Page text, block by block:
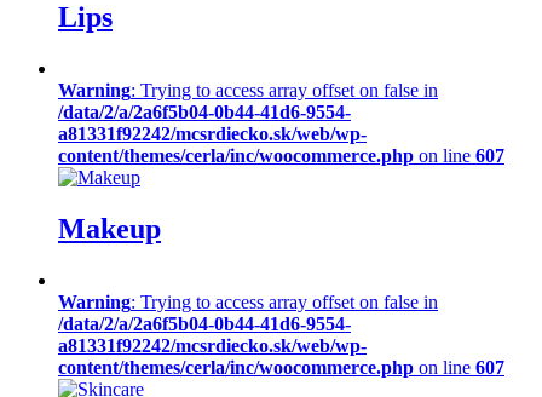
Lips
Warning: Trying to access array offset on false in
/data/2/a/2a6f5b04-0b44-41d6-9554-
a81331f92242/mcsrdiecko.sk/web/wp-
content/themes/cerla/inc/woocommerce.php on line 607
Makeup
Warning: Trying to access array offset on false in
/data/2/a/2a6f5b04-0b44-41d6-9554-
a81331f92242/mcsrdiecko.sk/web/wp-
content/themes/cerla/inc/woocommerce.php on line 607